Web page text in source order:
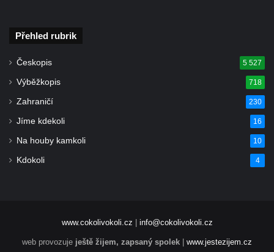
Sochy „Klaun a dívenka“ v parku v centru
Mirošovicích
Socha vodníka u požární nádrže v
Mirošovicích
Socha býka před areálem firmy 2JCP v
Račicích
Přehled rubrik
Českopis 5 527
Výběžkopis 718
Zahraničí 230
Jíme kdekoli 16
Na houby kamkoli 10
Kdokoli 4
www.cokolivokoli.cz info@cokolivokoli.cz
web provozuje ještě žijem, zapsaný spolek www.jestezijem.cz